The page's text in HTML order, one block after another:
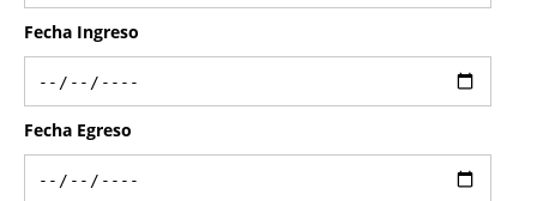
Fecha Ingreso
Fecha Egreso